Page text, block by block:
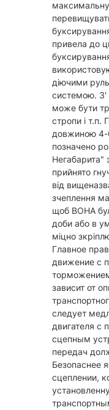
привела до
діючими
системою. З'
може бути
стропи і т.п.
довжиною 4-
позначено
Негабарита"
прийнято
від
зчеплення
щоб ВОНА
доби або в
міцно
Главное
движение с
зависит от
следует
двигателя с
сцепным
передач
Безопаснее
сцеплении,